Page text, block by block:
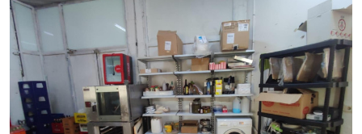
gastronómica frente al mar!